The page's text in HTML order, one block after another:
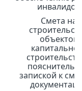
инвалидов
Смета на
объектов
запиской к